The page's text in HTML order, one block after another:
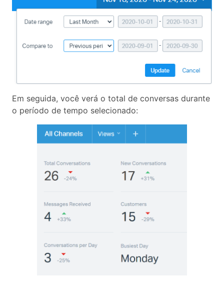
Em seguida, você verá o total de conversas durante
o período de tempo selecionado: